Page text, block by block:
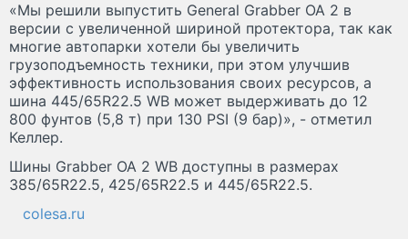
«Мы решили выпустить General Grabber OA 2 в
версии с увеличенной шириной протектора, так как
многие автопарки хотели бы увеличить
грузоподъемность техники, при этом улучшив
эффективность использования своих ресурсов, а
шина 445/65R22.5 WB может выдерживать до 12
800 фунтов (5,8 т) при 130 PSI (9 бар)», - отметил
Келлер.
Шины Grabber OA 2 WB доступны в размерах
385/65R22.5, 425/65R22.5 и 445/65R22.5.
colesa.ru